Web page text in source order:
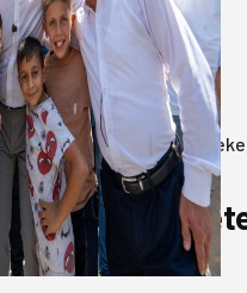
memlekete
Benim derdim